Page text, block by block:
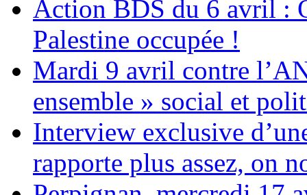
Action BDS du 6 avril :
Palestine occupée !
Mardi 9 avril contre
ensemble » social et
Interview exclusive
rapporte plus assez, on